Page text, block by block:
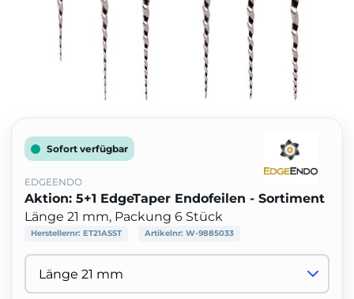
Sofort verfügbar
EDGEENDO
Aktion: 5+1 EdgeTaper Endofeilen - Sortiment
Länge 21 mm, Packung 6 Stück
Herstellernr: ET21ASST Artikelnr: W-9885033